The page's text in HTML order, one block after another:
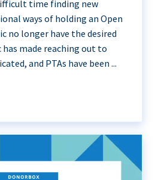
time finding new
ways of holding an Open
no longer have the desired
made reaching out to
and PTAs have been ...